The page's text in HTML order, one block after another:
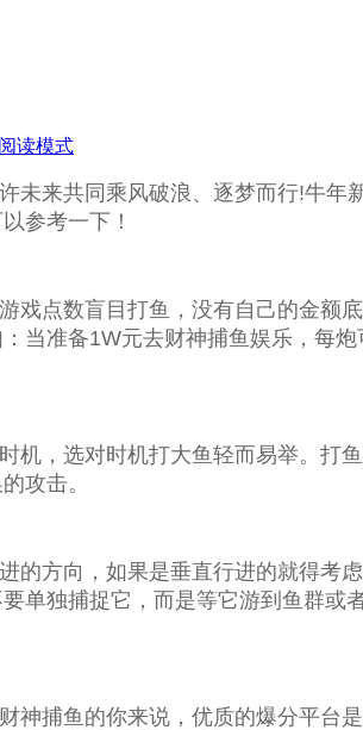
阅读模式
未来共同乘风破浪、逐梦而行!牛
参考一下！
点数盲目打鱼，没有自己的金额
当准备1W元去财神捕鱼娱乐，每
，选对时机打大鱼轻而易举。打
攻击。
方向，如果是垂直行进的就得考
单独捕捉它，而是等它游到鱼群
捕鱼的你来说，优质的爆分平台是